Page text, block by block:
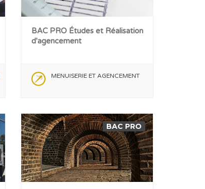
BAC PRO Études et Réalisation
d'agencement
MENUISERIE ET AGENCEMENT
BAC PRO